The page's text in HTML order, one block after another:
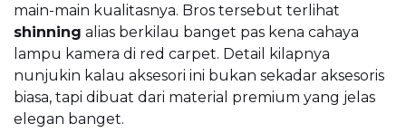
main-main kualitasnya. Bros tersebut terlihat
shinning alias berkilau banget pas kena cahaya
lampu kamera di red carpet. Detail kilapnya
nunjukin kalau aksesori ini bukan sekadar aksesoris
biasa, tapi dibuat dari material premium yang jelas
elegan banget.